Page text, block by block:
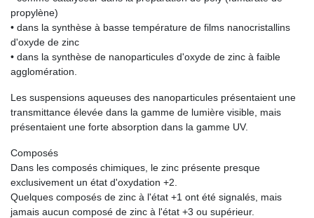
propylène)
• dans la synthèse à basse température de films nanocristallins
d'oxyde de zinc
• dans la synthèse de nanoparticules d'oxyde de zinc à faible
agglomération.
Les suspensions aqueuses des nanoparticules présentaient une
transmittance élevée dans la gamme de lumière visible, mais
présentaient une forte absorption dans la gamme UV.
Composés
Dans les composés chimiques, le zinc présente presque
exclusivement un état d'oxydation +2.
Quelques composés de zinc à l'état +1 ont été signalés, mais
jamais aucun composé de zinc à l'état +3 ou supérieur.